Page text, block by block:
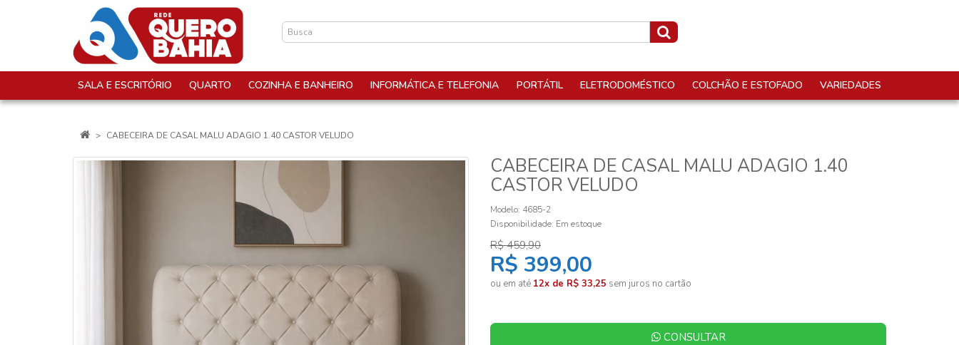
SALA E ESCRITÓRIO QUARTO COZINHA E BANHEIRO INFORMÁTICA E TELEFONIA PORTÁTIL ELETRODOMÉSTICO COLCHÃO E ESTOFADO VARIEDADES
CABECEIRA DE CASAL MALU ADAGIO 1.40 CASTOR VELUDO
CABECEIRA DE CASAL MALU ADAGIO 1.40
CASTOR VELUDO
Modelo: 4685-2
Disponibilidade: Em estoque
R$ 459,90
R$ 399,00
ou em até 12x de R$ 33,25 sem juros no cartão
CONSULTAR